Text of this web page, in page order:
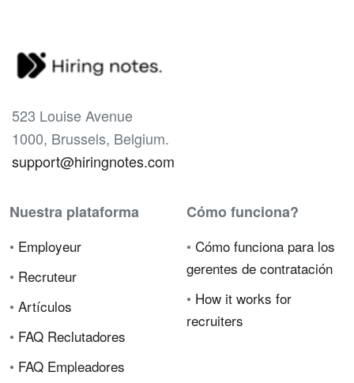
523 Louise Avenue
1000, Brussels, Belgium.
support@hiringnotes.com
Nuestra plataforma
• Employeur
• Recruteur
• Artículos
• FAQ Reclutadores
• FAQ Empleadores
Cómo funciona?
• Cómo funciona para los
gerentes de contratación
• How it works for
recruiters